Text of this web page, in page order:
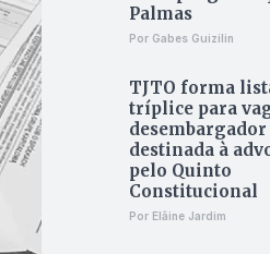
Palmas
Por Gabes Guizilin
TJTO forma
tríplice para
desembargador
destinada à
pelo Quinto
Constitucional
Por Elâine Jardim